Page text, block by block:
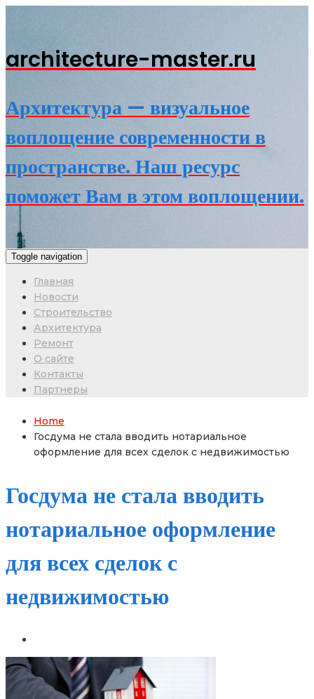
architecture-master.ru
Архитектура — визуальное
воплощение современности в
пространстве. Наш ресурс
поможет Вам в этом воплощении.
Toggle navigation
Главная
Новости
Строительство
Архитектура
Ремонт
О сайте
Контакты
Партнеры
Home
Госдума не стала вводить нотариальное
оформление для всех сделок с недвижимостью
Госдума не стала вводить
нотариальное оформление
для всех сделок с
недвижимостью